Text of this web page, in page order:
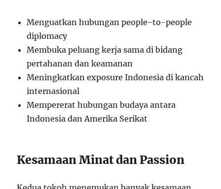
Menguatkan hubungan people-to-people
diplomacy
Membuka peluang kerja sama di bidang
pertahanan dan keamanan
Meningkatkan exposure Indonesia di kancah
internasional
Mempererat hubungan budaya antara
Indonesia dan Amerika Serikat
Kesamaan Minat dan Passion